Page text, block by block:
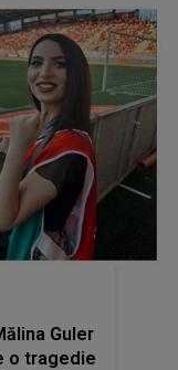
Guler
o tragedie